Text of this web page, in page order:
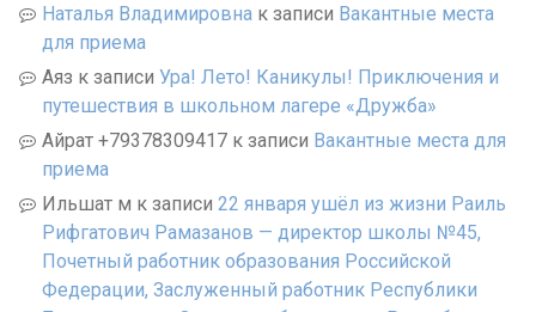
Наталья Владимировна к записи Вакантные места
для приема
Аяз к записи Ура! Лето! Каникулы! Приключения и
путешествия в школьном лагере «Дружба»
Айрат +79378309417 к записи Вакантные места для
приема
Ильшат м к записи 22 января ушёл из жизни Раиль
Рифгатович Рамазанов — директор школы №45,
Почетный работник образования Российской
Федерации, Заслуженный работник Республики